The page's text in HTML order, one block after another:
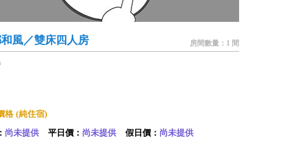
風／雙床四人房 房間數量：1 間
格 (純住宿)
尚未提供 平日價： 尚未提供 假日價： 尚未提供